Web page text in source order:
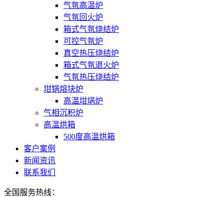
气氛高温炉
气氛回火炉
箱式气氛烧结炉
可控气氛炉
真空热压烧结炉
箱式气氛退火炉
气氛热压烧结炉
坩锅熔块炉
高温坩埚炉
气相沉积炉
高温烘箱
500度高温烘箱
客户案例
新闻资讯
联系我们
全国服务热线：